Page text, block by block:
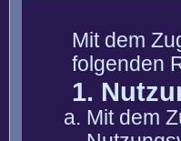
Mit dem
folgenden
1.
Mit dem